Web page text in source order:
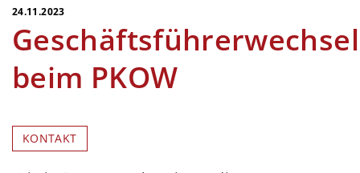
24.11.2023
Geschäftsführerwechsel
beim PKOW
KONTAKT